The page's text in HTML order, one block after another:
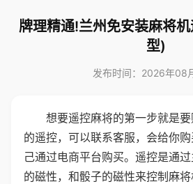
牌理精通!兰州免安装麻将
型)
发布时间：2026年08
想要遥控麻将的第一步就是
的遥控，可以联系客服，会给你
己通过电商平台购买。遥控是通
的磁性，和骰子的磁性来控制麻